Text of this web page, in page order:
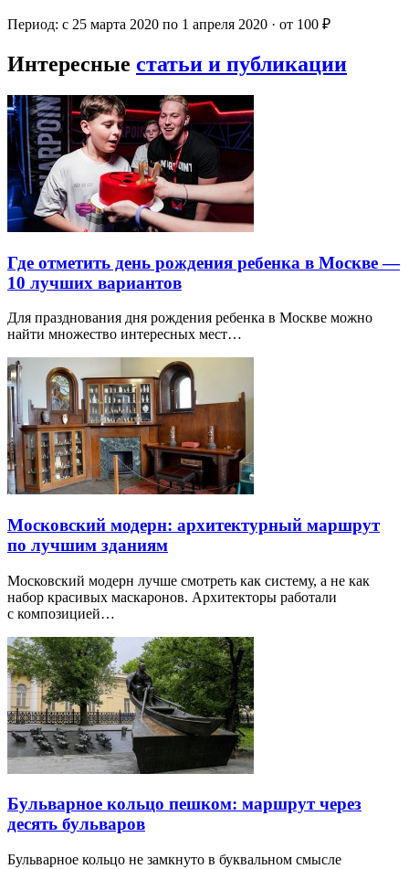
Период: с 25 марта 2020 по 1 апреля 2020 · от 100 ₽
Интересные статьи и публикации
Где отметить день рождения ребенка в Москве —
10 лучших вариантов
Для празднования дня рождения ребенка в Москве можно
найти множество интересных мест…
Московский модерн: архитектурный маршрут
по лучшим зданиям
Московский модерн лучше смотреть как систему, а не как
набор красивых маскаронов. Архитекторы работали
с композицией…
Бульварное кольцо пешком: маршрут через
десять бульваров
Бульварное кольцо не замкнуто в буквальном смысле